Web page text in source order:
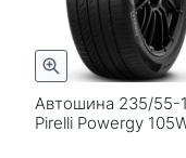
Автошина 235/55-
Pirelli Powergy